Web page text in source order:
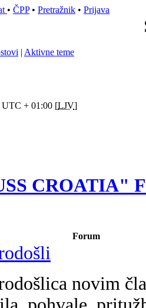
• ČPP• Pretražnik • Prijava
| Aktivne teme
UTC + 01:00 [LJV]
CROATIA"
Forum
novim